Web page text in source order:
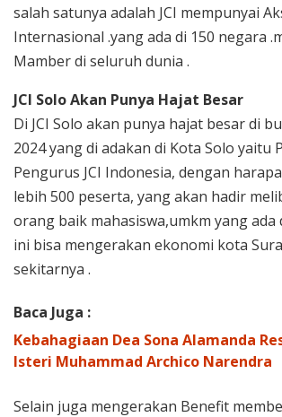
salah satunya adalah JCI mempunyai
Internasional .yang ada di 150 negara
Mamber di seluruh dunia .
JCI Solo Akan Punya Hajat Besar
Di JCI Solo akan punya hajat besar di
2024 yang di adakan di Kota Solo yaitu
Pengurus JCI Indonesia, dengan
lebih 500 peserta, yang akan hadir
orang baik mahasiswa,umkm yang ada
ini bisa mengerakan ekonomi kota
sekitarnya .
Baca Juga :
Kebahagiaan Dea Sona Alamanda
Isteri Muhammad Archico Narendra
Selain juga mengerakan Benefit